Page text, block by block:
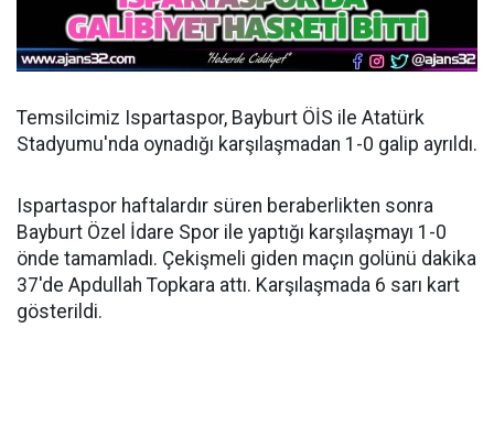
Temsilcimiz Ispartaspor, Bayburt ÖİS ile Atatürk
Stadyumu'nda oynadığı karşılaşmadan 1-0 galip ayrıldı.
Ispartaspor haftalardır süren beraberlikten sonra
Bayburt Özel İdare Spor ile yaptığı karşılaşmayı 1-0
önde tamamladı. Çekişmeli giden maçın golünü dakika
37'de Apdullah Topkara attı. Karşılaşmada 6 sarı kart
gösterildi.